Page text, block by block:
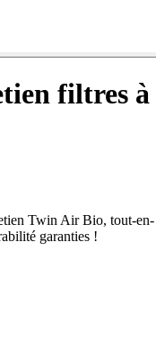
filtres à
Twin Air Bio, tout-en-
garanties !